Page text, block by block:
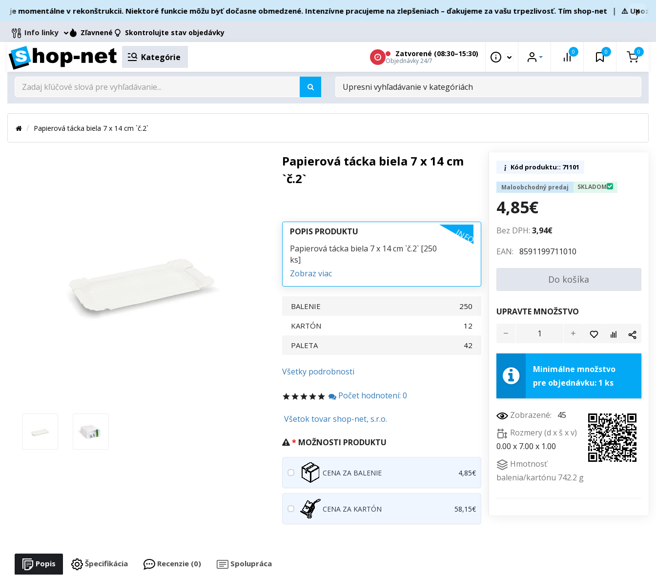
v rekonštrukcii. Niektoré funkcie môžu byť dočasne obmedzené. Intenzívne pracujeme na zlepšeniach – ďakujeme za vašu trpezlivosť. Tím shop-net❘⚠️ ×
Info linky Zľavnené Skontrolujte stav objedávky
Kategórie Zatvorené (08:30–15:30)
Objednávky 24/7
0 0 0
UPRESNI
VYHĽADÁVANIE
Papierová tácka biela 7 x 14 cm `č.2`
Papierová tácka biela 7 x 14 cm
`č.2`
POPIS PRODUKTU INFO
Papierová tácka biela 7 x 14 cm `č.2` [250
ks]
Zobraz viac
BALENIE
250
KARTÓN
12
PALETA
42
Všetky podrobnosti
Počet hodnotení: 0
Všetok tovar shop-net, s.r.o.
MOŽNOSTI PRODUKTU
CENA ZA BALENIE 4,85€
CENA ZA KARTÓN 58,15€
Kód produktu:: 71101
Maloobchodný predaj SKLADOM
4,85€
Bez DPH: 3,94€
EAN: 8591199711010
Do košíka
UPRAVTE MNOŽSTVO
Minimálne množstvo
pre objednávku: 1 ks
Zobrazené:
45
Rozmery (d x š x v)
0.00 x 7.00 x 1.00
Hmotnosť
balenia/kartónu 742.2 g
Popis Špecifikácia Recenzie (0) Spolupráca